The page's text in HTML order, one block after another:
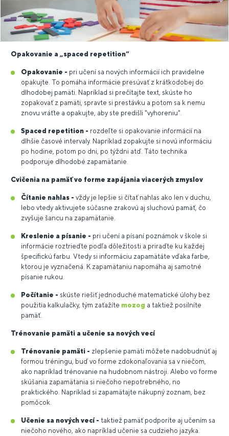
Opakovanie a „spaced repetition“
Opakovanie - pri učení sa nových informácií ich pravidelne
opakujte. To pomáha informácie presúvať z krátkodobej do
dlhodobej pamäti. Napríklad si prečítajte text, skúste ho
zopakovať z pamäti, spravte si prestávku a potom sa k nemu
znovu vráťte a opakujte, aby ste predišli "vyhoreniu".
Spaced repetition - rozdeľte si opakovanie informácií na
dlhšie časové intervaly. Napríklad zopakujte si novú informáciu
po hodine, potom po dni, po týždni atď. Táto technika
podporuje dlhodobé zapamätanie.
Cvičenia na pamäť vo forme zapájania viacerých zmyslov
Čítanie nahlas - vždy je lepšie si čítať nahlas ako len v duchu,
lebo vtedy aktivujete súčasne zrakovú aj sluchovú pamäť, čo
zvyšuje šancu na zapamätanie.
Kreslenie a písanie - pri učení a písaní poznámok v škole si
informácie roztrieďte podľa dôležitosti a priraďte ku každej
špecifickú farbu. Vtedy si informáciu zapamätáte vďaka farbe,
ktorou je vyznačená. K zapamätaniu napomáha aj samotné
písanie rukou.
Počítanie - skúste riešiť jednoduché matematické úlohy bez
použitia kalkulačky, tým zaťažíte mozog a taktiež posilníte
pamäť.
Trénovanie pamäti a učenie sa nových vecí
Trénovanie pamäti - zlepšenie pamäti môžete nadobudnúť aj
formou tréningu, buď vo forme zdokonaľovania sa v niečom,
ako napríklad trénovanie na hudobnom nástroji. Alebo vo forme
skúšania zapamätania si niečoho nepotrebného, no
praktického. Napríklad si zapamätajte nákupný zoznam, bez
pomôcok.
Učenie sa nových vecí - taktiež pamäť podporíte aj učením sa
niečoho nového, ako napríklad učenie sa cudzieho jazyka.